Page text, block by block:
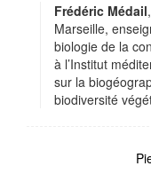
Frédéric Médail
Marseille,
biologie de la
à l’Institut
sur la
biodiversité